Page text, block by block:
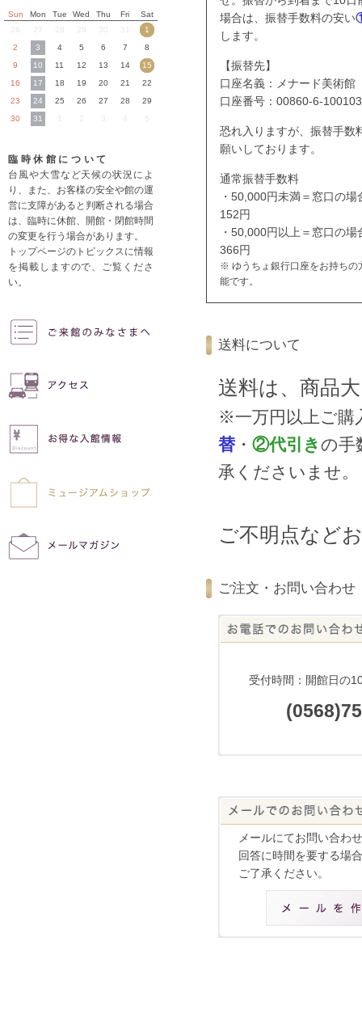
場合は、振替手数料の安い
します。
【振替先】
口座名義：メナード美術館
口座番号：00860-6-100103
恐れ入りますが、振替手数
願いしております。
通常振替手数料
・50,000円未満＝窓口の
152円
・50,000円以上＝窓口の
366円
※ ゆうちょ銀行口座をお持ちの
能です。
送料について
送料は、商品
※一万円以上ご購
替・ ②代引きの手
承くださいませ。
ご不明点など
ご注文・お問い合わせ
受付時間：開館日の
メールにてお問い合わ
回答に時間を要する場
ご了承ください。
Sun Mon Tue Wed Thu Fri
Sat
27 29 30 31
1
2
3 4 5 6 7
8
9
10 11 12 13 14
15
16
17 18 19 20 21
22
23
24 25 26 27 28
29
30
31 3 4 5
臨時休館について
台風や大雪など天候の状況によ
り、また、お客様の安全や館の運
営に支障があると判断される場合
は、臨時に休館、開館・閉館時間
の変更を行う場合があります。
トップページのトピックスに情報
を掲載しますので、ご覧くださ
い。